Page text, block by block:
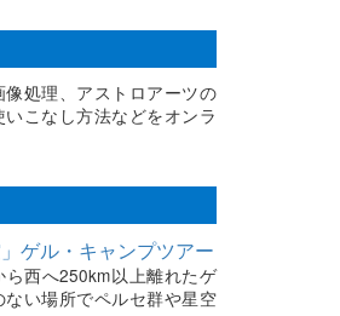
処理、アストロアーツの
こなし方法などをオンラ
ゲル・キャンプツアー
西へ250km以上離れたゲ
ない場所でペルセ群や星空